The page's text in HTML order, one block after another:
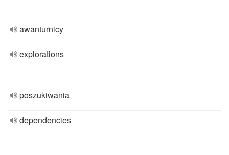
awanturnicy
explorations
poszukiwania
dependencies